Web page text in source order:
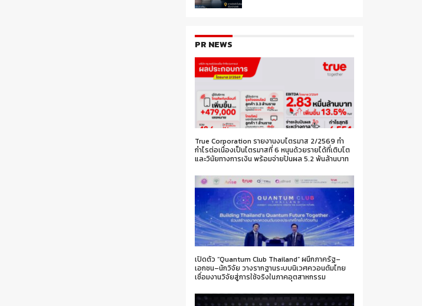
PR NEWS
True Corporation รายงานงบไตรมาส 2/2569 ทำ
กำไรต่อเนื่องเป็นไตรมาสที่ 6 หนุนด้วยรายได้ที่เติบโต
และวินัยทางการเงิน พร้อมจ่ายปันผล 5.2 พันล้านบาท
เปิดตัว “Quantum Club Thailand” ผนึกภาครัฐ–
เอกชน–นักวิจัย วางรากฐานระบบนิเวศควอนตัมไทย
เชื่อมงานวิจัยสู่การใช้จริงในภาคอุตสาหกรรม